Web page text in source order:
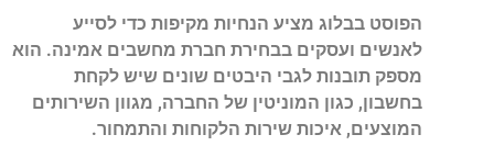
הפוסט בבלוג מציע הנחיות מקיפות כדי לסייע
לאנשים ועסקים בבחירת חברת מחשבים אמינה. הוא
מספק תובנות לגבי היבטים שונים שיש לקחת
בחשבון, כגון המוניטין של החברה, מגוון השירותים
המוצעים, איכות שירות הלקוחות והתמחור.